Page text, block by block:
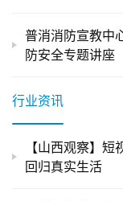
普消消防宣教中
防安全专题讲座
行业资讯
【山西观察】
回归真实生活